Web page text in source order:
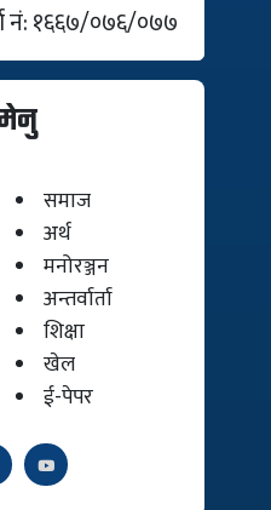
नं: १६६७/०७६/०७७
समाज
अर्थ
मनोरञ्जन
अन्तर्वार्ता
शिक्षा
खेल
ई-पेपर